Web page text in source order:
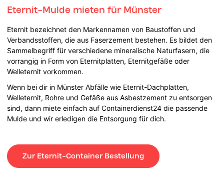
Eternit-Mulde mieten für Münster
Eternit bezeichnet den Markennamen von Baustoffen und
Verbandsstoffen, die aus Faserzement bestehen. Es bildet den
Sammelbegriff für verschiedene mineralische Naturfasern, die
vorrangig in Form von Eternitplatten, Eternitgefäße oder
Welleternit vorkommen.
Wenn bei dir in Münster Abfälle wie Eternit-Dachplatten,
Welleternit, Rohre und Gefäße aus Asbestzement zu entsorgen
sind, dann miete einfach auf Containerdienst24 die passende
Mulde und wir erledigen die Entsorgung für dich.
Zur Eternit-Container Bestellung